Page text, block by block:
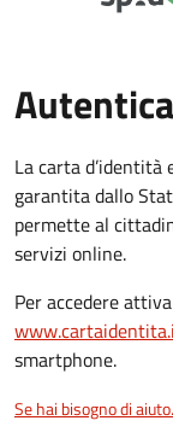
La carta d’identità
garantita dallo
permette al
servizi online.
Per accedere
smartphone.
Se hai bisogno di